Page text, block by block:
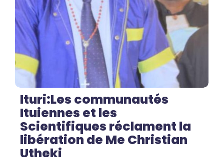
Ituri:Les communautés
Ituiennes et les
Scientifiques réclament la
libération de Me Christian
Utheki